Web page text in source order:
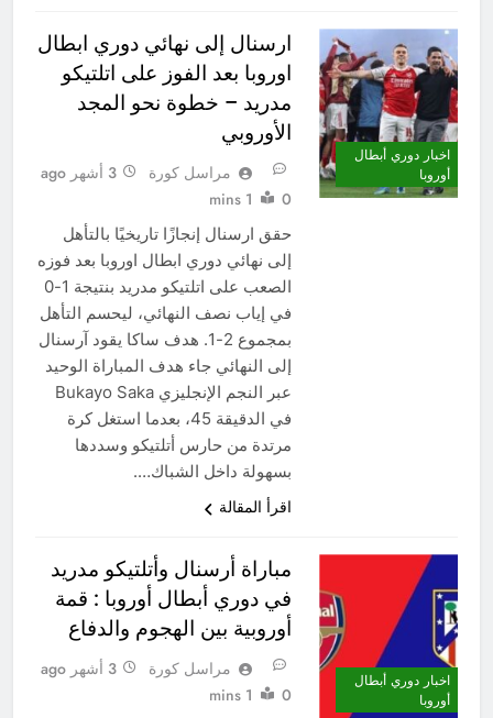
اخبار دوري أبطال
أوروبا
ارسنال إلى نهائي دوري ابطال
اوروبا بعد الفوز على اتلتيكو
مدريد – خطوة نحو المجد
الأوروبي
مراسل كورة
3 أشهر ago
0
1 mins
حقق ارسنال إنجازًا تاريخيًا بالتأهل
إلى نهائي دوري ابطال اوروبا بعد فوزه
الصعب على اتلتيكو مدريد بنتيجة 1-0
في إياب نصف النهائي، ليحسم التأهل
بمجموع 2-1. هدف ساكا يقود آرسنال
إلى النهائي جاء هدف المباراة الوحيد
عبر النجم الإنجليزي Bukayo Saka
في الدقيقة 45، بعدما استغل كرة
مرتدة من حارس أتلتيكو وسددها
بسهولة داخل الشباك….
اقرأ المقالة
اخبار دوري أبطال
أوروبا
مباراة أرسنال وأتلتيكو مدريد
في دوري أبطال أوروبا : قمة
أوروبية بين الهجوم والدفاع
مراسل كورة
3 أشهر ago
0
1 mins